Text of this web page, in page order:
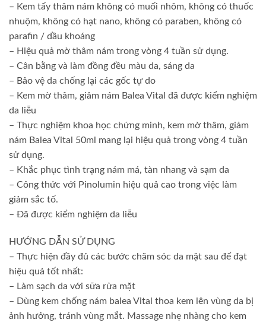
– Kem tẩy thâm nám không có muối nhôm, không có thuốc
nhuộm, không có hạt nano, không có paraben, không có
parafin / dầu khoáng
– Hiệu quả mờ thâm nám trong vòng 4 tuần sử dụng.
– Cân bằng và làm đồng đều màu da, sáng da
– Bảo vệ da chống lại các gốc tự do
– Kem mờ thâm, giảm nám Balea Vital đã được kiểm nghiệm
da liễu
– Thực nghiệm khoa học chứng minh, kem mờ thâm, giảm
nám Balea Vital 50ml mang lại hiệu quả trong vòng 4 tuần
sử dụng.
– Khắc phục tình trạng nám má, tàn nhang và sạm da
– Công thức với Pinolumin hiệu quả cao trong việc làm
giảm sắc tố.
– Đã được kiểm nghiệm da liễu
HƯỚNG DẪN SỬ DỤNG
– Thực hiện đầy đủ các bước chăm sóc da mặt sau để đạt
hiệu quả tốt nhất:
– Làm sạch da với sữa rửa mặt
– Dùng kem chống nám balea Vital thoa kem lên vùng da bị
ảnh hưởng, tránh vùng mắt. Massage nhẹ nhàng cho kem